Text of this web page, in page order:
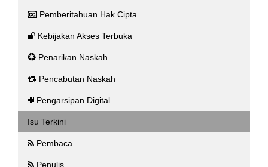
Pemberitahuan Hak Cipta
Kebijakan Akses Terbuka
Penarikan Naskah
Pencabutan Naskah
Pengarsipan Digital
Isu Terkini
Pembaca
Penulis